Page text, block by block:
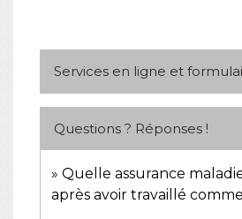
Services en ligne et
Questions ? Réponses !
Quelle assurance
après avoir travaillé